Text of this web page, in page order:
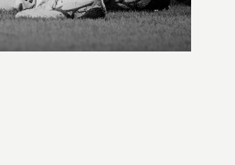
1154 4